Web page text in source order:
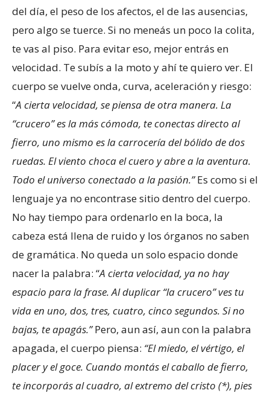
del día, el peso de los afectos, el de las ausencias,
pero algo se tuerce. Si no meneás un poco la colita,
te vas al piso. Para evitar eso, mejor entrás en
velocidad. Te subís a la moto y ahí te quiero ver. El
cuerpo se vuelve onda, curva, aceleración y riesgo:
“A cierta velocidad, se piensa de otra manera. La
“crucero” es la más cómoda, te conectas directo al
fierro, uno mismo es la carrocería del bólido de dos
ruedas. El viento choca el cuero y abre a la aventura.
Todo el universo conectado a la pasión.”Es como si el
lenguaje ya no encontrase sitio dentro del cuerpo.
No hay tiempo para ordenarlo en la boca, la
cabeza está llena de ruido y los órganos no saben
de gramática. No queda un solo espacio donde
nacer la palabra: “A cierta velocidad, ya no hay
espacio para la frase. Al duplicar “la crucero” ves tu
vida en uno, dos, tres, cuatro, cinco segundos. Si no
bajas, te apagás.”Pero, aun así, aun con la palabra
apagada, el cuerpo piensa: “El miedo, el vértigo, el
placer y el goce. Cuando montás el caballo de fierro,
te incorporás al cuadro, al extremo del cristo (*), pies